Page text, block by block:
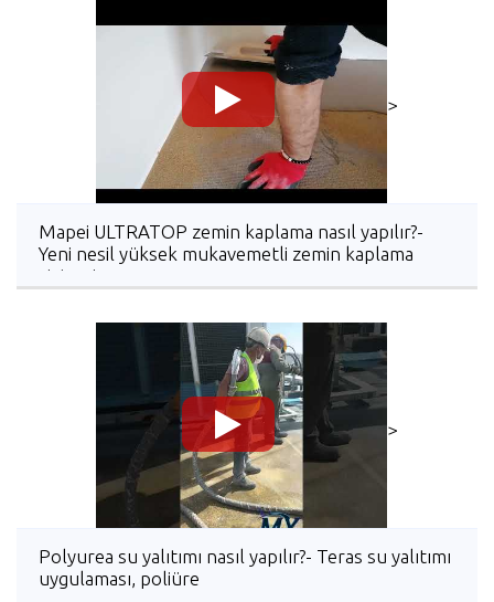
>
Mapei ULTRATOP zemin kaplama nasıl yapılır?-
Yeni nesil yüksek mukavemetli zemin kaplama
sistemi
>
Polyurea su yalıtımı nasıl yapılır?- Teras su yalıtımı
uygulaması, poliüre